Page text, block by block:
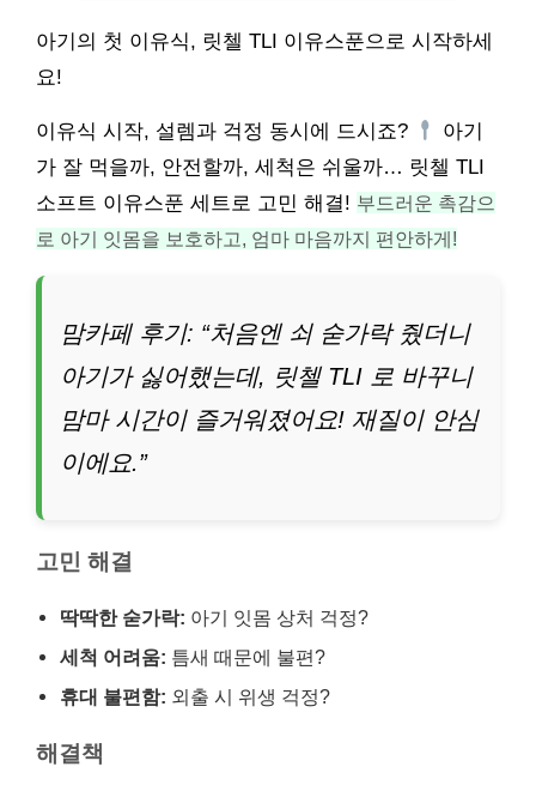
아기의 첫 이유식, 릿첼 TLI 이유스푼으로 시작하세
요!
이유식 시작, 설렘과 걱정 동시에 드시죠?
아기
가 잘 먹을까, 안전할까, 세척은 쉬울까… 릿첼 TLI
소프트 이유스푼 세트로 고민 해결! 부드러운 촉감으
로 아기 잇몸을 보호하고, 엄마 마음까지 편안하게!
맘카페 후기: “처음엔 쇠 숟가락 줬더니
아기가 싫어했는데, 릿첼 TLI 로 바꾸니
맘마 시간이 즐거워졌어요! 재질이 안심
이에요.”
고민 해결
딱딱한 숟가락: 아기 잇몸 상처 걱정?
세척 어려움: 틈새 때문에 불편?
휴대 불편함: 외출 시 위생 걱정?
해결책